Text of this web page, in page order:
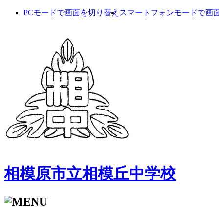
PCモードで画面を切り替え スマートフォンモードで画
相模原市立相模丘中学校